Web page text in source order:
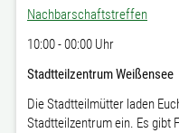
Nachbarschaftstreffen
10:00 - 00:00 Uhr
Stadtteilzentrum Weißensee
Die Stadtteilmütter laden
Stadtteilzentrum ein. Es gibt